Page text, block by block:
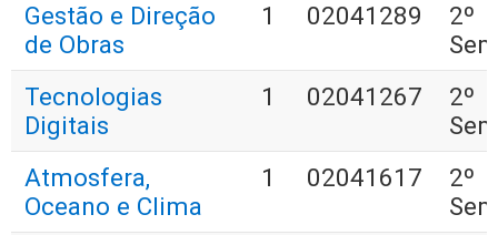
Gestão e Direção
de Obras
1 02041289
2º
Tecnologias
Digitais
1 02041267
2º
Atmosfera,
Oceano e Clima
1 02041617
2º